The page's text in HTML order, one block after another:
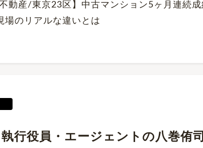
動産/東京23区】中古マンション5ヶ月連続成
場のリアルな違いとは
行役員・エージェントの八巻侑